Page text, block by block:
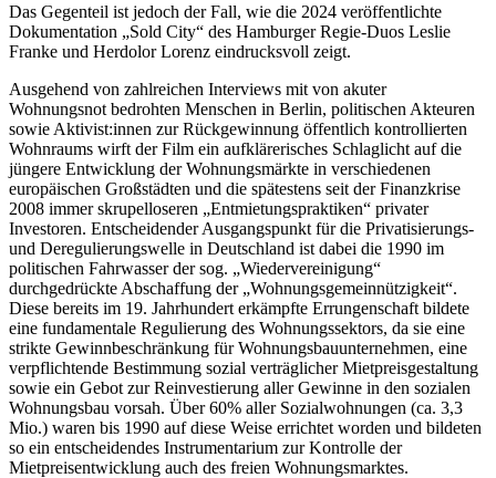
Das Gegenteil ist jedoch der Fall, wie die 2024 veröffentlichte
Dokumentation „Sold City“ des Hamburger Regie-Duos Leslie
Franke und Herdolor Lorenz eindrucksvoll zeigt.
Ausgehend von zahlreichen Interviews mit von akuter
Wohnungsnot bedrohten Menschen in Berlin, politischen Akteuren
sowie Aktivist:innen zur Rückgewinnung öffentlich kontrollierten
Wohnraums wirft der Film ein aufklärerisches Schlaglicht auf die
jüngere Entwicklung der Wohnungsmärkte in verschiedenen
europäischen Großstädten und die spätestens seit der Finanzkrise
2008 immer skrupelloseren „Entmietungspraktiken“ privater
Investoren. Entscheidender Ausgangspunkt für die Privatisierungs-
und Deregulierungswelle in Deutschland ist dabei die 1990 im
politischen Fahrwasser der sog. „Wiedervereinigung“
durchgedrückte Abschaffung der „Wohnungsgemeinnützigkeit“.
Diese bereits im 19. Jahrhundert erkämpfte Errungenschaft bildete
eine fundamentale Regulierung des Wohnungssektors, da sie eine
strikte Gewinnbeschränkung für Wohnungsbauunternehmen, eine
verpflichtende Bestimmung sozial verträglicher Mietpreisgestaltung
sowie ein Gebot zur Reinvestierung aller Gewinne in den sozialen
Wohnungsbau vorsah. Über 60% aller Sozialwohnungen (ca. 3,3
Mio.) waren bis 1990 auf diese Weise errichtet worden und bildeten
so ein entscheidendes Instrumentarium zur Kontrolle der
Mietpreisentwicklung auch des freien Wohnungsmarktes.